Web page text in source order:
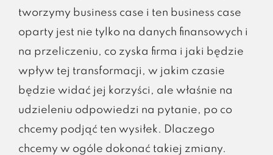
tworzymy business case i ten business case
oparty jest nie tylko na danych finansowych i
na przeliczeniu, co zyska firma i jaki będzie
wpływ tej transformacji, w jakim czasie
będzie widać jej korzyści, ale właśnie na
udzieleniu odpowiedzi na pytanie, po co
chcemy podjąć ten wysiłek. Dlaczego
chcemy w ogóle dokonać takiej zmiany.